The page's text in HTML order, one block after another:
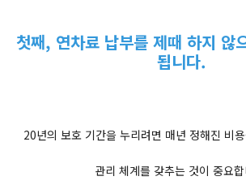
첫째, 연차료 납부를 제때 하지 않
됩니다.
20년의 보호 기간을 누리려면 매년 정해진 비
관리 체계를 갖추는 것이 중요